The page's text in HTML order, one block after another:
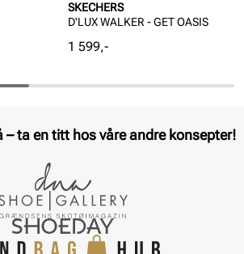
SKECHERS
D'LUX WALKER - GET OASIS
Pris
1 599,-
– ta en titt hos våre andre konsepter!